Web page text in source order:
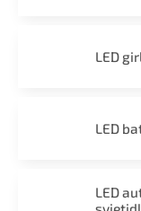
LED
LED
LED